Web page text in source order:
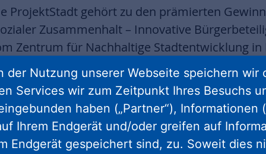
ProjektStadt gehört zu den prämierten
Zusammenhalt – Innovative
Zentrum für Nachhaltige Stadtentwicklung in
– ein Birnbaum – wurde am Montag bei
Josef gemeinsam mit NHW-
Nied gepflanzt. Die innovative
der Bewerbung. An dem gefundenen Ort sind
Vorbereitung.
der Nutzung unserer Webseite speichern wir
Services wir zum Zeitpunkt Ihres Besuchs
haben („Partner“), Informationen
Ihrem Endgerät und/oder greifen auf
Endgerät gespeichert sind, zu. Soweit dies